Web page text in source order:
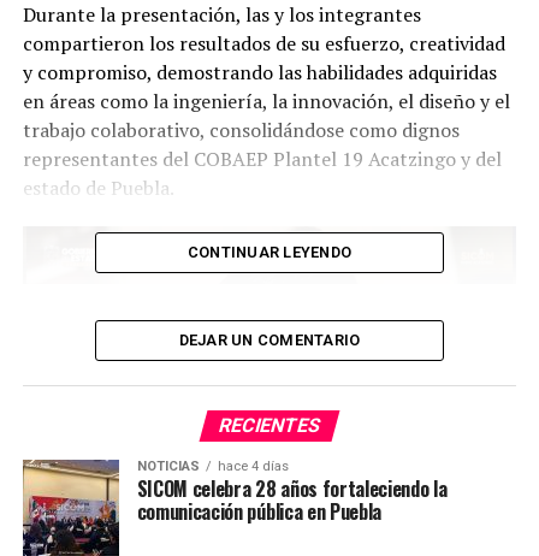
Durante la presentación, las y los integrantes
compartieron los resultados de su esfuerzo, creatividad
y compromiso, demostrando las habilidades adquiridas
en áreas como la ingeniería, la innovación, el diseño y el
trabajo colaborativo, consolidándose como dignos
representantes del COBAEP Plantel 19 Acatzingo y del
estado de Puebla.
CONTINUAR LEYENDO
DEJAR UN COMENTARIO
RECIENTES
NOTICIAS hace 4 días
SICOM celebra 28 años fortaleciendo la
comunicación pública en Puebla